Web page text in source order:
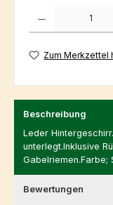
Produkt Anzahl:
Zum Merkzettel
Beschreibung
Leder
unterlegt.Inklusive
Gabelriemen.Farbe;
Bewertungen